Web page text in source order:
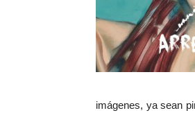
imágenes, ya sean